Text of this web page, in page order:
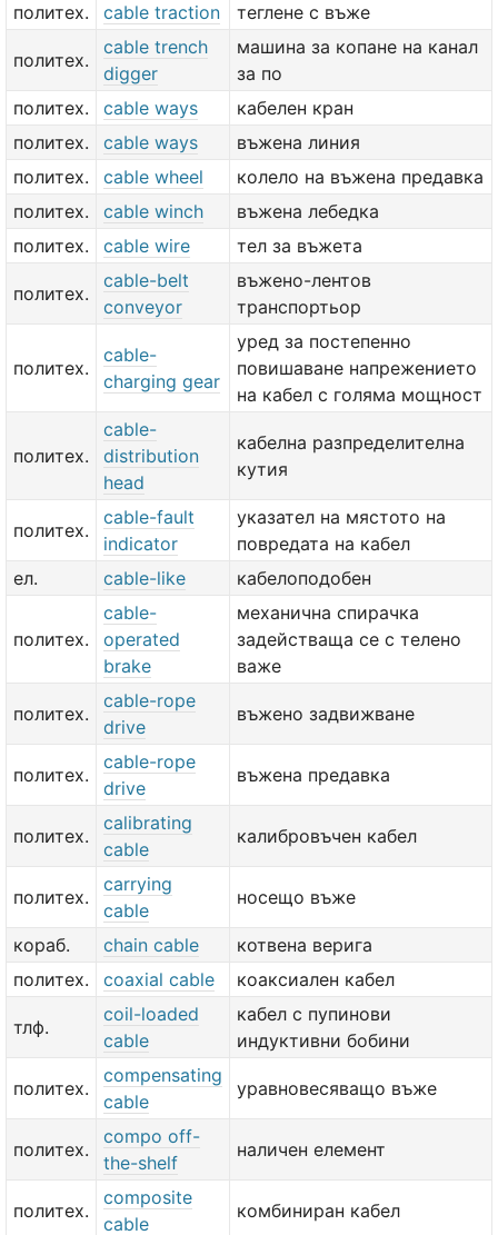
политех.
cable traction теглене с въже
политех.
cable trench
digger
машина за копане на канал
за по
политех.
cable ways
кабелен кран
политех.
cable ways
въжена линия
политех.
cable wheel
колело на въжена предавка
политех.
cable winch
въжена лебедка
политех.
cable wire тел за въжета
политех.
cable-belt
conveyor
въжено-лентов
транспортьор
политех.
cable-
charging gear
уред за постепенно
повишаване напрежението
на кабел с голяма мощност
политех.
cable-
distribution
head
кабелна разпределителна
кутия
политех.
cable-fault
indicator
указател на мястото на
повредата на кабел
ел.
cable-like кабелоподобен
политех.
cable-
operated
brake
механична спирачка
задействаща се с телено
важе
политех.
cable-rope
drive
въжено задвижване
политех.
cable-rope
drive
въжена предавка
политех.
calibrating
cable
калибровъчен кабел
политех.
carrying
cable
носещо въже
кораб. chain cable
котвена верига
политех.
coaxial cable коаксиален кабел
тлф.
coil-loaded
cable
кабел с пупинови
индуктивни бобини
политех.
compensating
cable
уравновесяващо въже
политех.
compo off-
the-shelf
наличен елемент
политех.
composite
cable
комбиниран кабел